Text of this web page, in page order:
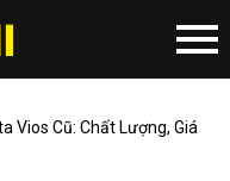
Vios Cũ: Chất Lượng, Giá